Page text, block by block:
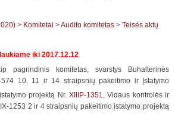
> Komitetai >Audito komitetas > Teisės aktų
iki 2017.12.12
pagrindinis komitetas, svarstys Buhalterinės
574 10, 11 ir 14 straipsnių pakeitimo ir Įstatymo
projektą Nr.XIIIP-1351, Vidaus kontrolės ir
1253 2 ir 4 straipsnių pakeitimo įstatymo projektą